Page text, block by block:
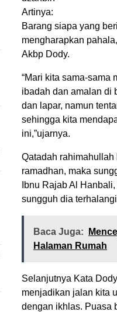
Artinya:
Barang siapa yang
mengharapkan
Akbp Dody.
“Mari kita sama-sama
ibadah dan amalan di
dan lapar, namun
sehingga kita
ini,”ujarnya.
Qatadah rahimahullah
ramadhan, maka
Ibnu Rajab Al
sungguh dia
Baca Juga:
Halaman Rumah
Selanjutnya Kata
menjadikan jalan kita
dengan ikhlas. Puasa